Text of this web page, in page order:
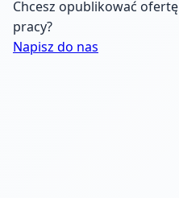
Chcesz opublikować ofertę
pracy?
Napisz do nas